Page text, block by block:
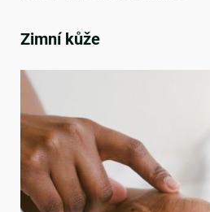
Zimní kůže